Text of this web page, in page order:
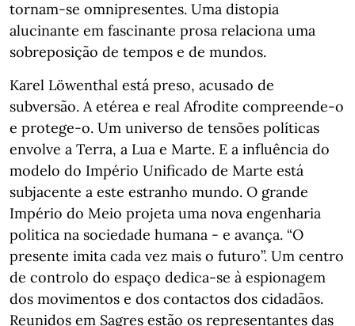
tornam-se omnipresentes. Uma distopia
alucinante em fascinante prosa relaciona uma
sobreposição de tempos e de mundos.
Karel Löwenthal está preso, acusado de
subversão. A etérea e real Afrodite compreende-o
e protege-o. Um universo de tensões políticas
envolve a Terra, a Lua e Marte. E a influência do
modelo do Império Unificado de Marte está
subjacente a este estranho mundo. O grande
Império do Meio projeta uma nova engenharia
politica na sociedade humana - e avança. “O
presente imita cada vez mais o futuro”. Um centro
de controlo do espaço dedica-se à espionagem
dos movimentos e dos contactos dos cidadãos.
Reunidos em Sagres estão os representantes das